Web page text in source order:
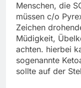
Menschen, die
müssen c/o
Zeichen
Müdigkeit,
achten. hierbei
sogenannte
sollte auf der